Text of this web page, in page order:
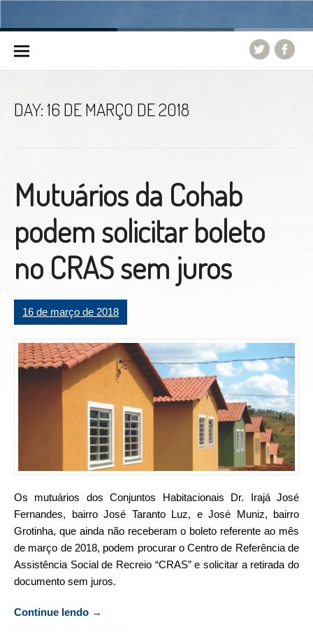
DAY: 16 DE MARÇO DE 2018
Mutuários da Cohab
podem solicitar boleto
no CRAS sem juros
16 de março de 2018
Os mutuários dos Conjuntos Habitacionais Dr. Irajá José
Fernandes, bairro José Taranto Luz, e José Muniz, bairro
Grotinha, que ainda não receberam o boleto referente ao mês
de março de 2018, podem procurar o Centro de Referência de
Assistência Social de Recreio “CRAS” e solicitar a retirada do
documento sem juros.
Continue lendo “Mutuários da Cohab podem solicitar boleto
→